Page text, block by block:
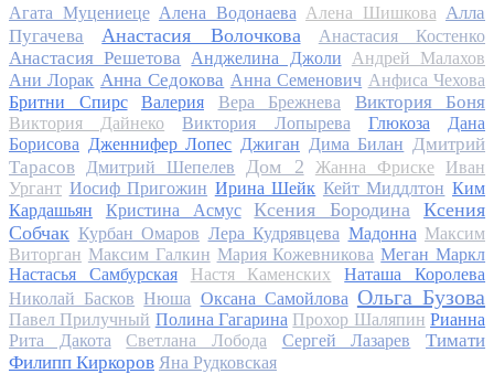
Агата Муцениеце Алена Водонаева Алена Шишкова Алла
Пугачева
Анастасия Волочкова Анастасия Костенко
Анастасия Решетова Анджелина Джоли
Андрей Малахов
Ани Лорак Анна Седокова Анна Семенович Анфиса Чехова
Бритни Спирс
Валерия Вера Брежнева Виктория Боня
Виктория Дайнеко Виктория Лопырева Глюкоза
Дана
Борисова Дженнифер Лопес Джиган Дима Билан Дмитрий
Тарасов
Дмитрий Шепелев Дом 2 Жанна Фриске
Иван
Ургант Иосиф Пригожин Ирина Шейк Кейт Миддлтон Ким
Кардашьян
Кристина Асмус Ксения Бородина
Ксения
Собчак Курбан Омаров Лера Кудрявцева Мадонна Максим
Виторган Максим Галкин Мария Кожевникова Меган Маркл
Настасья Самбурская
Настя Каменских
Наташа Королева
Николай Басков Нюша Оксана Самойлова Ольга Бузова
Павел Прилучный Полина Гагарина Прохор Шаляпин Рианна
Рита Дакота
Светлана Лобода Сергей Лазарев
Тимати
Филипп Киркоров Яна Рудковская